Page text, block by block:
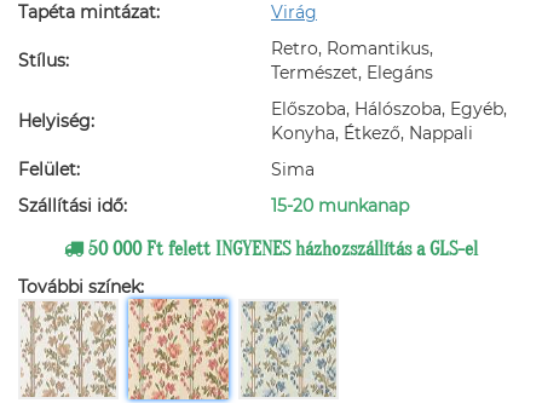
Tapéta mintázat:
Virág
Stílus:
Retro, Romantikus,
Természet, Elegáns
Helyiség:
Előszoba, Hálószoba, Egyéb,
Konyha, Étkező, Nappali
Felület:
Sima
Szállítási idő:
15-20 munkanap
50 000 Ft felett INGYENES házhozszállítás a GLS-el
További színek: